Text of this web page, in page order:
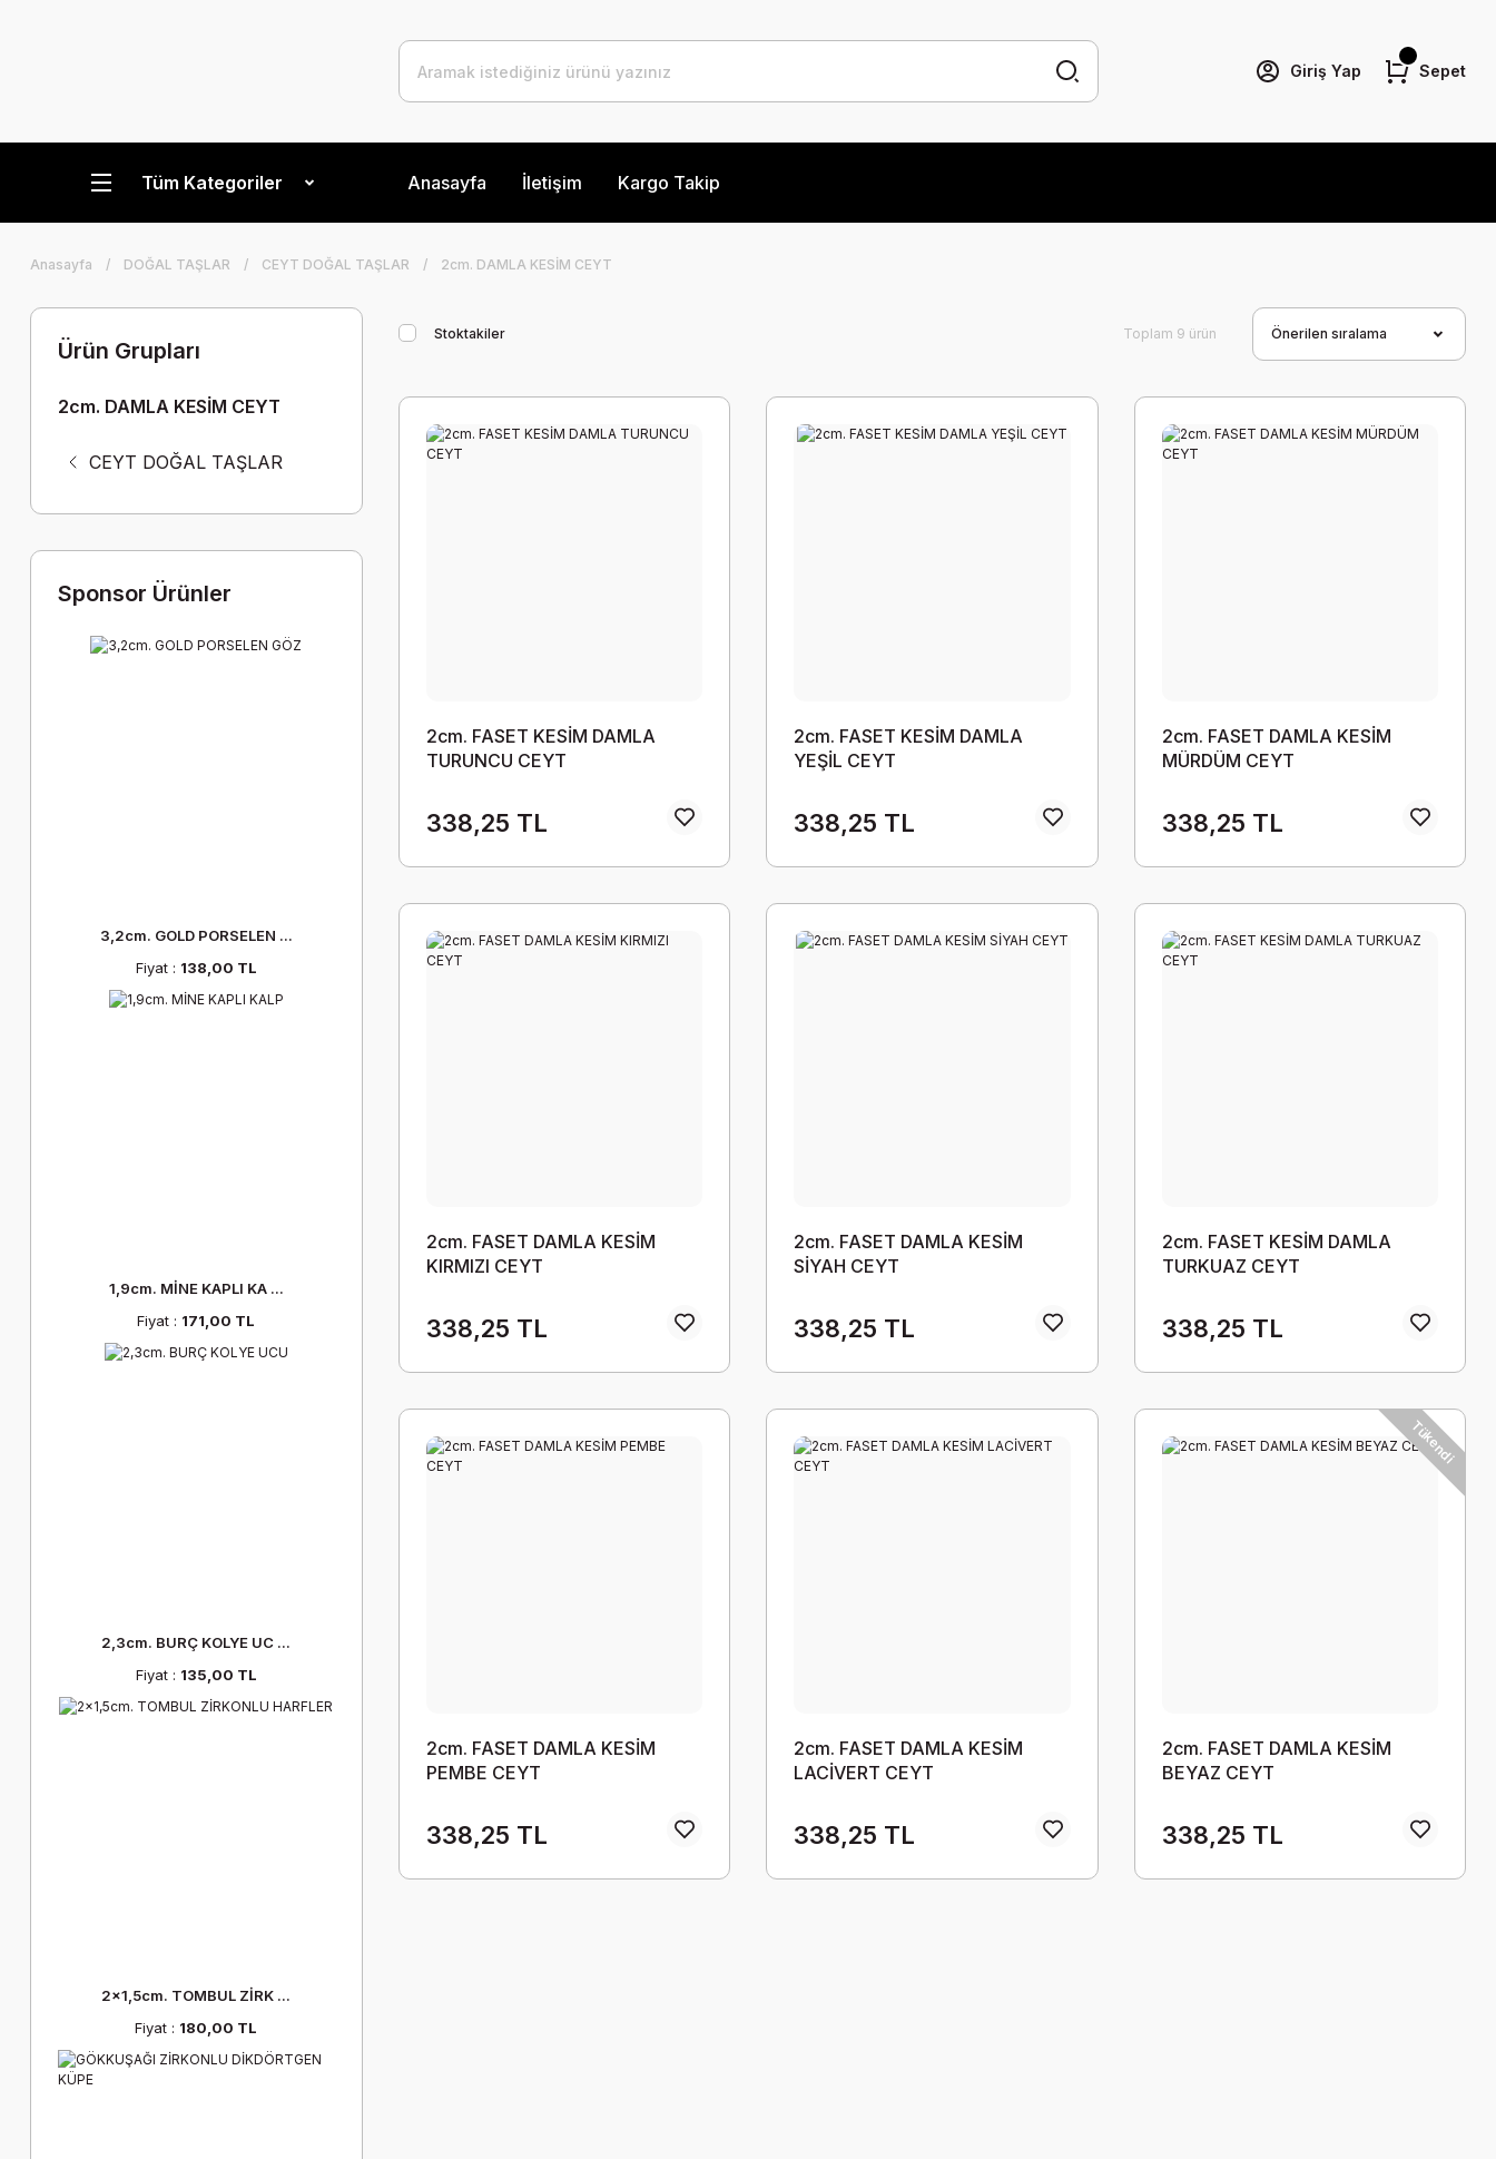
Giriş Yap Sepet
Tüm Kategoriler Anasayfa İletişim Kargo Takip
Anasayfa DOĞAL TAŞLAR CEYT DOĞAL TAŞLAR 2cm. DAMLA KESİM CEYT
Ürün Grupları
2cm. DAMLA KESİM CEYT
CEYT DOĞAL TAŞLAR
Sponsor Ürünler
3,2cm. GOLD PORSELEN ...
Fiyat : 138,00 TL
1,9cm. MİNE KAPLI KA ...
Fiyat : 171,00 TL
2,3cm. BURÇ KOLYE UC ...
Fiyat : 135,00 TL
2x1,5cm. TOMBUL ZİRK ...
Fiyat : 180,00 TL
Stoktakiler Toplam 9 ürün
2cm. FASET KESİM DAMLA
TURUNCU CEYT
338,25 TL
2cm. FASET KESİM DAMLA
YEŞİL CEYT
338,25 TL
2cm. FASET DAMLA KESİM
MÜRDÜM CEYT
338,25 TL
2cm. FASET DAMLA KESİM
KIRMIZI CEYT
338,25 TL
2cm. FASET DAMLA KESİM
SİYAH CEYT
338,25 TL
2cm. FASET KESİM DAMLA
TURKUAZ CEYT
338,25 TL
2cm. FASET DAMLA KESİM
PEMBE CEYT
338,25 TL
2cm. FASET DAMLA KESİM
LACİVERT CEYT
338,25 TL
Tükendi
2cm. FASET DAMLA KESİM
BEYAZ CEYT
338,25 TL